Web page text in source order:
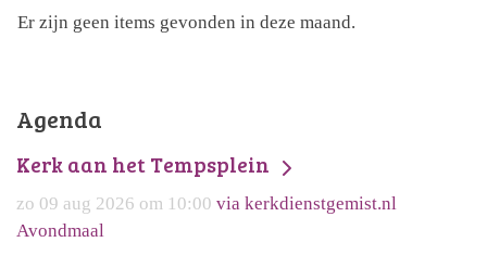
Er zijn geen items gevonden in deze maand.
Agenda
Kerk aan het Tempsplein
zo 09 aug 2026 om 10:00 via kerkdienstgemist.nl
Avondmaal